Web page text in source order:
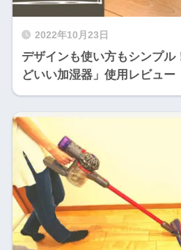
2022年10月23日
デザインも使い方もシンプル
どいい加湿器」使用レビュー